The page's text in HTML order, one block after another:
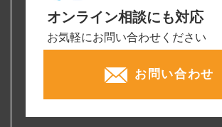
オンライン相談にも対応
お気軽にお問い合わせください
お問い合わせ